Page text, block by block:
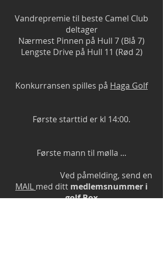
Vandrepremie til beste Camel Club
deltager
Nærmest Pinnen på Hull 7 (Blå 7)
Lengste Drive på Hull 11 (Rød 2)
Konkurransen spilles på Haga Golf
Første starttid er kl 14:00.
Første mann til mølla ...
Ved påmelding, send en
MAIL med ditt medlemsnummer i
golf Box